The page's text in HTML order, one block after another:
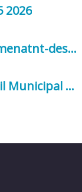
2026
Arrete-communal-reglemenatnt-des-bruits-de-voisinage-et-des-activites-bruyantes
Compte rendu du Conseil Municipal du 06 mai 2026